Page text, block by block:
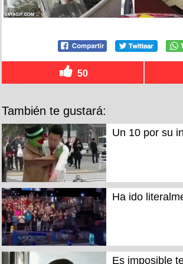
50
También te gustará:
Un 10 por su
Ha ido
Es imposible